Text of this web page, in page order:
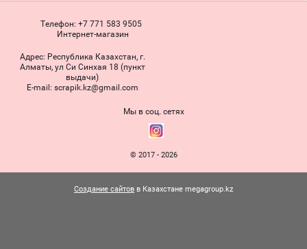
Телефон: +7 771 583 9505
Интернет-магазин
Адрес: Республика Казахстан, г.
Алматы, ул Си Синхая 18 (пункт
выдачи)
Е-mail: scrapik.kz@gmail.com
Мы в соц. сетях
© 2017 - 2026
Создание сайтов в Казахстане megagroup.kz